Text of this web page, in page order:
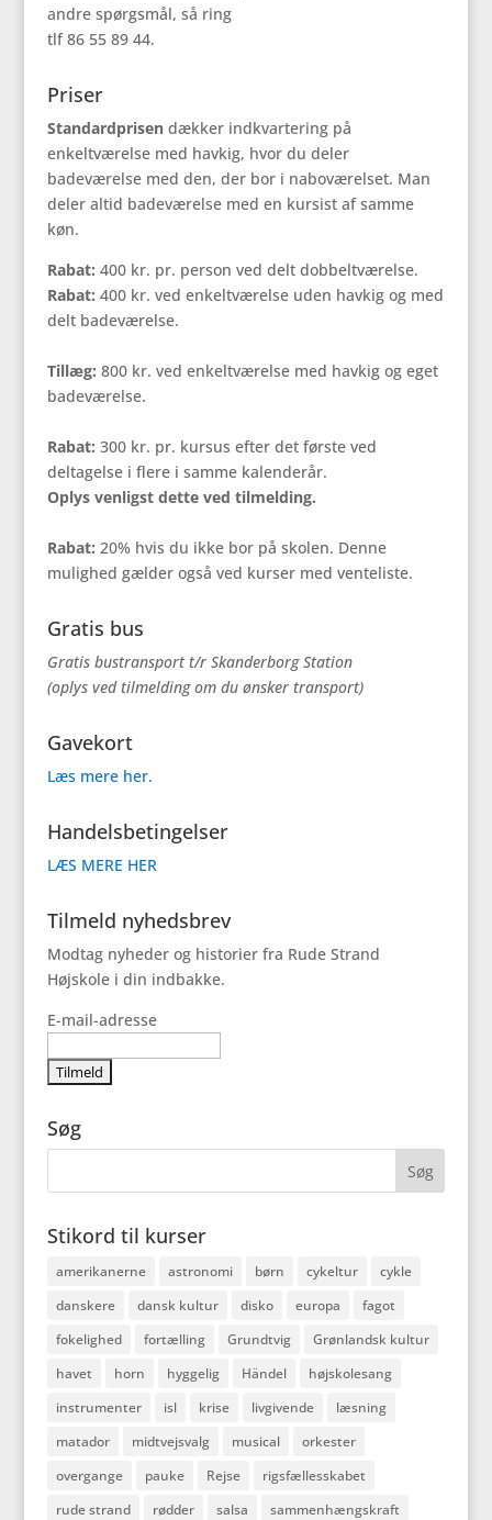
andre spørgsmål, så ring
tlf 86 55 89 44.
Priser
Standardprisen dækker indkvartering på
enkeltværelse med havkig, hvor du deler
badeværelse med den, der bor i naboværelset. Man
deler altid badeværelse med en kursist af samme
køn.
Rabat: 400 kr. pr. person ved delt dobbeltværelse.
Rabat: 400 kr. ved enkeltværelse uden havkig og med
delt badeværelse.
Tillæg: 800 kr. ved enkeltværelse med havkig og eget
badeværelse.
Rabat: 300 kr. pr. kursus efter det første ved
deltagelse i flere i samme kalenderår.
Oplys venligst dette ved tilmelding.
Rabat: 20% hvis du ikke bor på skolen. Denne
mulighed gælder også ved kurser med venteliste.
Gratis bus
Gratis bustransport t/r Skanderborg Station
(oplys ved tilmelding om du ønsker transport)
Gavekort
Læs mere her.
Handelsbetingelser
LÆS MERE HER
Tilmeld nyhedsbrev
Modtag nyheder og historier fra Rude Strand
Højskole i din indbakke.
E-mail-adresse
Søg
Stikord til kurser
amerikanerne astronomi børn cykeltur
cykle
danskere
dansk kultur disko europa
fagot
fokelighed
fortælling Grundtvig
Grønlandsk kultur
havet
horn hyggelig Händel
højskolesang
instrumenter
isl krise livgivende
læsning
matador
midtvejsvalg musical
orkester
overgange
pauke Rejse
rigsfællesskabet
rude strand
rødder salsa
sammenhængskraft